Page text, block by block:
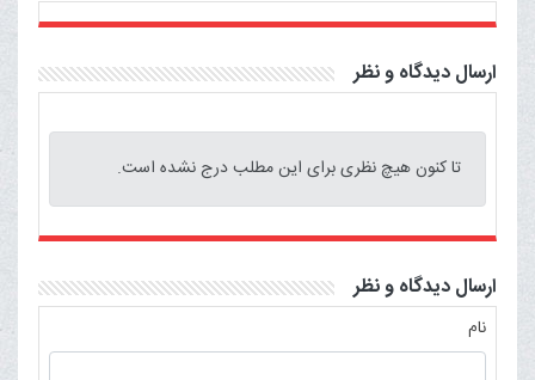
ارسال دیدگاه و نظر
تا کنون هیچ نظری برای این مطلب درج نشده است.
ارسال دیدگاه و نظر
نام